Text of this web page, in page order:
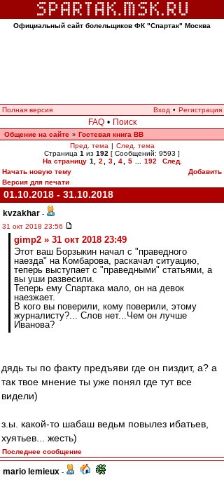
Официальный сайт болельщиков ФК "Спартак" Москва
Полная версия Вход • Регистрация
FAQ • Поиск
Общение на сайте » Гостевая книга ВВ
Пред. тема | След. тема
Страница 1 из 192 [ Сообщений: 9593 ]
На страницу 1 2 3 4 5 192
След.
Начать новую тему
Добавить
Версия для печати
01.10.2018 - 31.10.2018
kvzakhar -
31 окт 2018 23:56
gimp2 » 31 окт 2018 23:49
Этот ваш Борзыкин начал с "праведного
наезда" на Комбарова, раскачал ситуацию,
теперь выступает с "праведными" статьями, а
вы уши развесили.
Теперь ему Спартака мало, он на девок
наезжает.
В кого вы поверили, кому поверили, этому
журналисту?... Слов нет...Чем он лучше
Иванова?
дядь ты по факту предъяви где он пиздит, а? а
так твое мнение ты уже понял где тут все
видели)
з.ы. какой-то шабаш ведьм повылез ибатьев,
хуятьев... жесть)
Последнее сообщение
mario lemieux -